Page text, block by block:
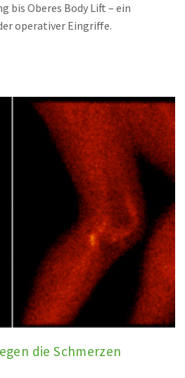
bis Oberes Body Lift – ein
operativer Eingriffe.
die Schmerzen